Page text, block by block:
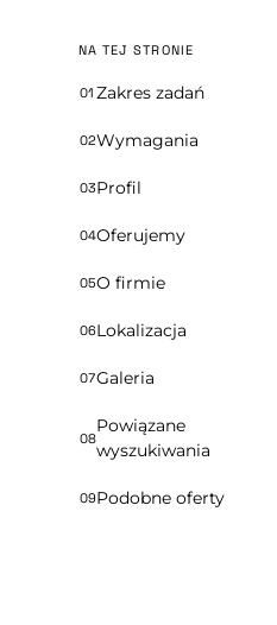
NA TEJ STRONIE
01 Zakres zadań
02Wymagania
03Profil
04Oferujemy
05O firmie
06Lokalizacja
07Galeria
08
Powiązane
wyszukiwania
09Podobne oferty